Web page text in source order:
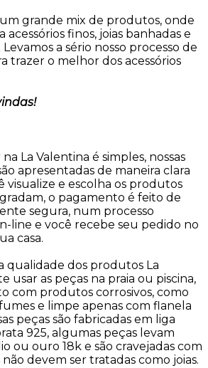
grande mix de produtos, onde
finos, joias banhadas e
a sério nosso processo de
trazer o melhor dos acessórios
La Valentina é simples, nossas
apresentadas de maneira clara
visualize e escolha os produtos
o pagamento é feito de
segura, num processo
line e você recebe seu pedido no
casa.
qualidade dos produtos La
usar as peças na praia ou piscina,
com produtos corrosivos, como
e limpe apenas com flanela
peças são fabricadas em liga
925, algumas peças levam
ou ouro 18k e são cravejadas com
não devem ser tratadas como joias.